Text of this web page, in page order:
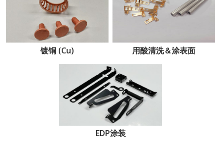
镀铜 (Cu) 用酸清洗＆涂表面
EDP涂装